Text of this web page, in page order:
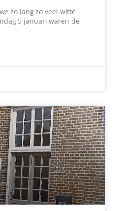
zo lang zo veel witte
5 januari waren de